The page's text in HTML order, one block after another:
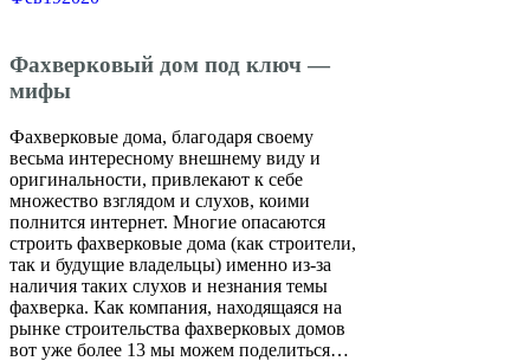
Фахверковый дом под ключ —
мифы
Фахверковые дома, благодаря своему
весьма интересному внешнему виду и
оригинальности, привлекают к себе
множество взглядом и слухов, коими
полнится интернет. Многие опасаются
строить фахверковые дома (как строители,
так и будущие владельцы) именно из-за
наличия таких слухов и незнания темы
фахверка. Как компания, находящаяся на
рынке строительства фахверковых домов
вот уже более 13 мы можем поделиться…